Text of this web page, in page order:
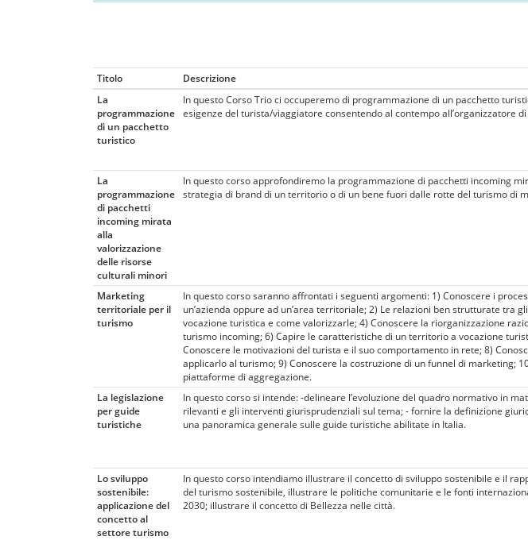
Titolo Descrizione
La
programmazione
di un pacchetto
turistico
In questo Corso Trio ci occuperemo di programmazione di un pacchetto
esigenze del turista/viaggiatore consentendo al contempo all’organizzatore
La
programmazione
di pacchetti
incoming mirata
alla
valorizzazione
delle risorse
culturali minori
In questo corso approfondiremo la programmazione di pacchetti incoming
strategia di brand di un territorio o di un bene fuori dalle rotte del turismo di
Marketing
territoriale per il
turismo
In questo corso saranno affrontati i seguenti argomenti: 1) Conoscere i
un’azienda oppure ad un’area territoriale; 2) Le relazioni ben strutturate
vocazione turistica e come valorizzarle; 4) Conoscere la riorganizzazione
turismo incoming; 6) Capire le caratteristiche di un territorio a vocazione
Conoscere le motivazioni del turista e il suo comportamento in rete; 8)
applicarlo al turismo; 9) Conoscere la costruzione di un funnel di marketing;
piattaforme di aggregazione.
La legislazione
per guide
turistiche
In questo corso si intende: -delineare l’evoluzione del quadro normativo in
rilevanti e gli interventi giurisprudenziali sul tema; - fornire la definizione
una panoramica generale sulle guide turistiche abilitate in Italia.
Lo sviluppo
sostenibile:
applicazione del
concetto al
settore turismo
In questo corso intendiamo illustrare il concetto di sviluppo sostenibile e il
del turismo sostenibile, illustrare le politiche comunitarie e le fonti
2030; illustrare il concetto di Bellezza nelle città.